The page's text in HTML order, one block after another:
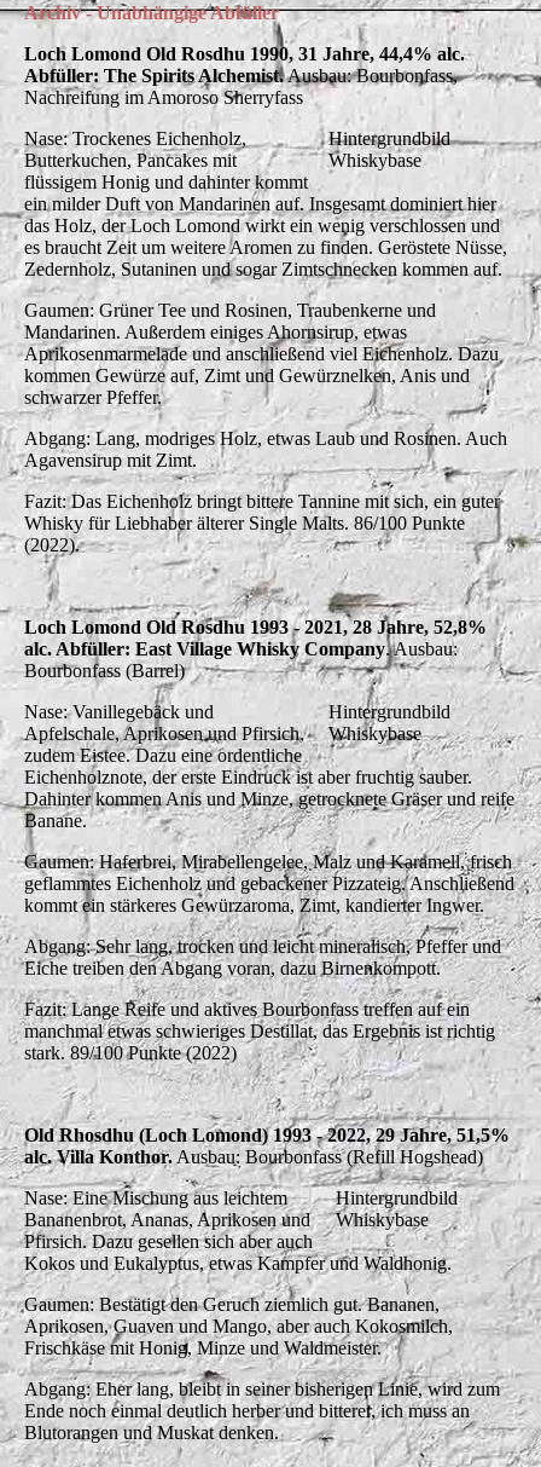
Archiv - Unabhängige Abfüller
Loch Lomond Old Rosdhu 1990, 31 Jahre, 44,4% alc.
Abfüller: The Spirits Alchemist.Ausbau: Bourbonfass,
Nachreifung im Amoroso Sherryfass
Hintergrundbild
Whiskybase
Nase: Trockenes Eichenholz,
Butterkuchen, Pancakes mit
flüssigem Honig und dahinter kommt
ein milder Duft von Mandarinen auf. Insgesamt dominiert hier
das Holz, der Loch Lomond wirkt ein wenig verschlossen und
es braucht Zeit um weitere Aromen zu finden. Geröstete Nüsse,
Zedernholz, Sutaninen und sogar Zimtschnecken kommen auf.
Gaumen: Grüner Tee und Rosinen, Traubenkerne und
Mandarinen. Außerdem einiges Ahornsirup, etwas
Aprikosenmarmelade und anschließend viel Eichenholz. Dazu
kommen Gewürze auf, Zimt und Gewürznelken, Anis und
schwarzer Pfeffer.
Abgang: Lang, modriges Holz, etwas Laub und Rosinen. Auch
Agavensirup mit Zimt.
Fazit: Das Eichenholz bringt bittere Tannine mit sich, ein guter
Whisky für Liebhaber älterer Single Malts. 86/100 Punkte
(2022).
Loch Lomond Old Rosdhu 1993 - 2021, 28 Jahre, 52,8%
alc. Abfüller: East Village Whisky Company. Ausbau:
Bourbonfass (Barrel)
Hintergrundbild
Whiskybase
Nase: Vanillegebäck und
Apfelschale, Aprikosen und Pfirsich,
zudem Eistee. Dazu eine ordentliche
Eichenholznote, der erste Eindruck ist aber fruchtig sauber.
Dahinter kommen Anis und Minze, getrocknete Gräser und reife
Banane.
Gaumen: Haferbrei, Mirabellengelee, Malz und Karamell, frisch
geflammtes Eichenholz und gebackener Pizzateig. Anschließend
kommt ein stärkeres Gewürzaroma, Zimt, kandierter Ingwer.
Abgang: Sehr lang, trocken und leicht mineralisch, Pfeffer und
Eiche treiben den Abgang voran, dazu Birnenkompott.
Fazit: Lange Reife und aktives Bourbonfass treffen auf ein
manchmal etwas schwieriges Destillat, das Ergebnis ist richtig
stark. 89/100 Punkte (2022)
Old Rhosdhu (Loch Lomond) 1993 - 2022, 29 Jahre, 51,5%
alc. Villa Konthor. Ausbau: Bourbonfass (Refill Hogshead)
Hintergrundbild
Whiskybase
Nase: Eine Mischung aus leichtem
Bananenbrot, Ananas, Aprikosen und
Pfirsich. Dazu gesellen sich aber auch
Kokos und Eukalyptus, etwas Kampfer und Waldhonig.
Gaumen: Bestätigt den Geruch ziemlich gut. Bananen,
Aprikosen, Guaven und Mango, aber auch Kokosmilch,
Frischkäse mit Honig, Minze und Waldmeister.
Abgang: Eher lang, bleibt in seiner bisherigen Linie, wird zum
Ende noch einmal deutlich herber und bitterer, ich muss an
Blutorangen und Muskat denken.